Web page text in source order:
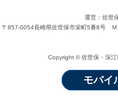
運営：佐世
〒857-0054長崎県佐世保市栄町5番8号 Ｍ
Copyright © 佐世保・深江
モバイ